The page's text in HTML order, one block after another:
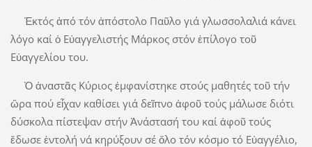
Ἐκτός ἀπό τόν ἀπόστολο Παῦλο γιά γλωσσολαλιά κάνει
λόγο καί ὁ Εὐαγγελιστής Μάρκος στόν ἐπίλογο τοῦ
Εὐαγγελίου του.
Ὁ ἀναστᾶς Κύριος ἐμφανίστηκε στούς μαθητές τοῦ τήν
ὥρα πού εἶχαν καθίσει γιά δεῖπνο ἀφοῦ τούς μάλωσε διότι
δύσκολα πίστεψαν στήν Ἀνάστασή του καί ἀφοῦ τούς
ἔδωσε ἐντολή νά κηρύξουν σέ ὅλο τόν κόσμο τό Εὐαγγέλιο,